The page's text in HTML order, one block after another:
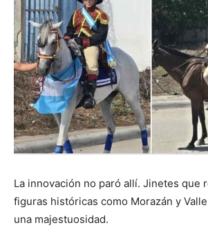
La innovación no paró allí. Jinetes que
figuras históricas como Morazán y
una majestuosidad.